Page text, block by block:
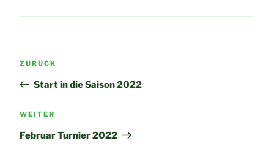
Vorheriger
ZURÜCK
Start in die Saison 2022
Nächster
WEITER
Februar Turnier 2022